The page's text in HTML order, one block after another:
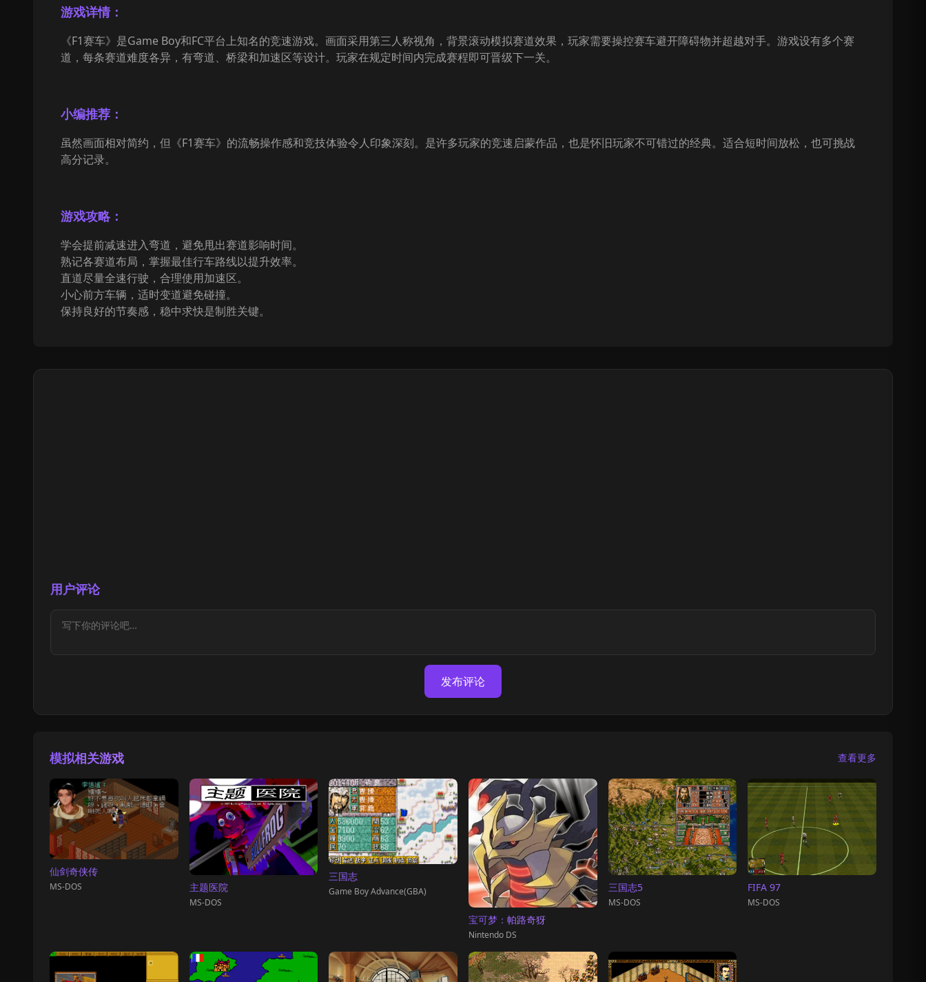
游戏详情：
《F1赛车》是Game Boy和FC平台上知名的竞速游戏。画面采用第三人称视角，背景滚动模拟赛道效果，玩家需要操控赛车避开障碍物并超越对手。游戏设有多个赛
道，每条赛道难度各异，有弯道、桥梁和加速区等设计。玩家在规定时间内完成赛程即可晋级下一关。
小编推荐：
虽然画面相对简约，但《F1赛车》的流畅操作感和竞技体验令人印象深刻。是许多玩家的竞速启蒙作品，也是怀旧玩家不可错过的经典。适合短时间放松，也可挑战
高分记录。
游戏攻略：
学会提前减速进入弯道，避免甩出赛道影响时间。
熟记各赛道布局，掌握最佳行车路线以提升效率。
直道尽量全速行驶，合理使用加速区。
小心前方车辆，适时变道避免碰撞。
保持良好的节奏感，稳中求快是制胜关键。
用户评论
发布评论
模拟相关游戏 查看更多
仙剑奇侠传
MS-DOS 主题医院
MS-DOS
三国志
Game Boy Advance(GBA)
宝可梦：帕路奇犽
Nintendo DS
三国志5
MS-DOS
FIFA 97
MS-DOS